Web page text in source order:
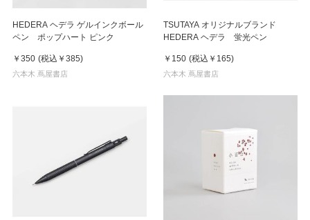
HEDERA ヘデラ ゲルインクボール
ペン ポップハート ピンク
￥350 (税込 ￥385)
六本木 蔦屋書店
TSUTAYA オリジナルブランド
HEDERA ヘデラ 蛍光ペン
￥150 (税込 ￥165)
六本木 蔦屋書店